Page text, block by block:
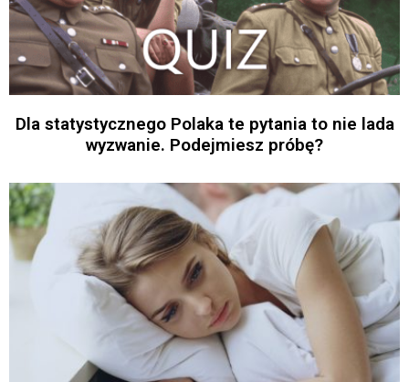
Dla statystycznego Polaka te pytania to nie lada
wyzwanie. Podejmiesz próbę?